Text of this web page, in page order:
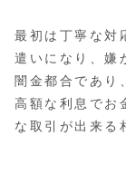
最初は丁寧な対
遣いになり、嫌
闇金都合であり
高額な利息でお
な取引が出来る